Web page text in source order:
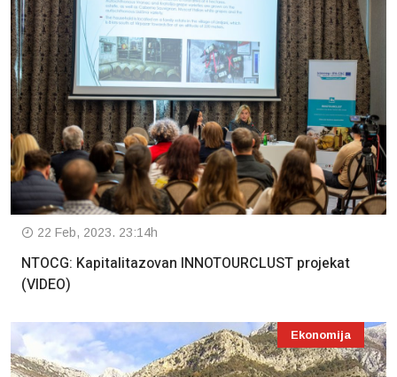
22 Feb, 2023. 23:14h
NTOCG: Kapitalitazovan INNOTOURCLUST projekat
(VIDEO)
Ekonomija